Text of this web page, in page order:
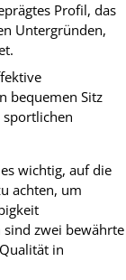
Profil, das
Untergründen,
bequemen Sitz
sportlichen
wichtig, auf die
achten, um
sind zwei bewährte
in